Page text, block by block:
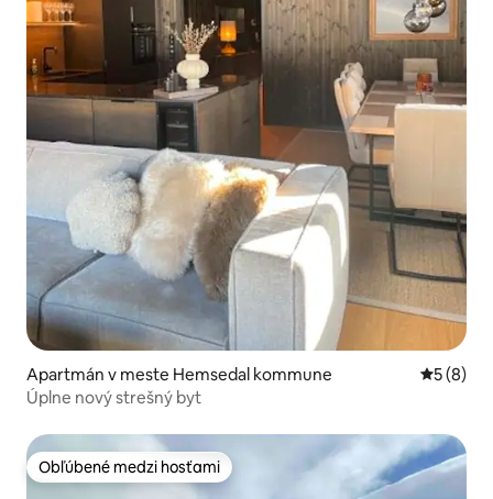
Apartmán v meste Hemsedal kommune
5 (8)
Úplne nový strešný byt
Obľúbené medzi hosťami
Obľúbené medzi hosťami